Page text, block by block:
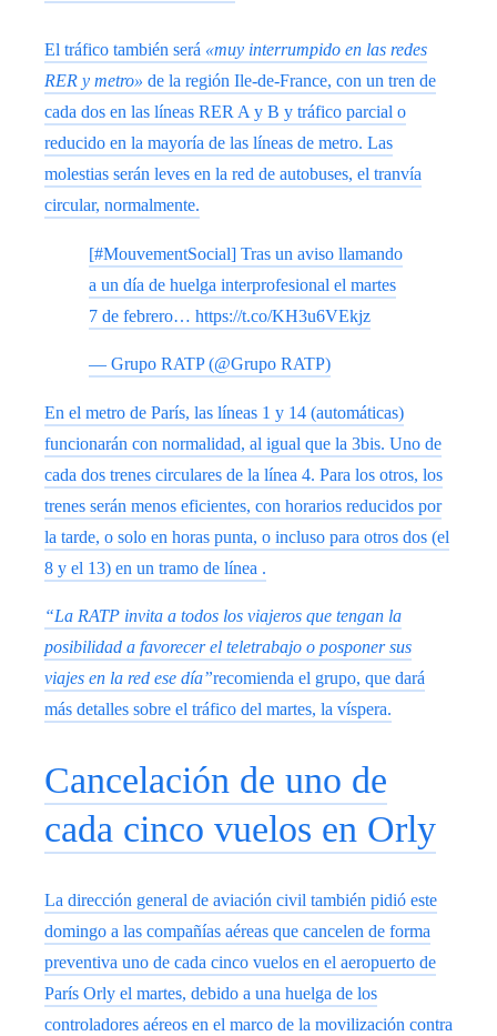
El tráfico también será «muy interrumpido en las redes
RER y metro» de la región Ile-de-France, con un tren de
cada dos en las líneas RER A y B y tráfico parcial o
reducido en la mayoría de las líneas de metro. Las
molestias serán leves en la red de autobuses, el tranvía
circular, normalmente.
[#MouvementSocial] Tras un aviso llamando
a un día de huelga interprofesional el martes
7 de febrero… https://t.co/KH3u6VEkjz
— Grupo RATP (@Grupo RATP)
En el metro de París, las líneas 1 y 14 (automáticas)
funcionarán con normalidad, al igual que la 3bis. Uno de
cada dos trenes circulares de la línea 4. Para los otros, los
trenes serán menos eficientes, con horarios reducidos por
la tarde, o solo en horas punta, o incluso para otros dos (el
8 y el 13) en un tramo de línea .
“La RATP invita a todos los viajeros que tengan la
posibilidad a favorecer el teletrabajo o posponer sus
viajes en la red ese día”recomienda el grupo, que dará
más detalles sobre el tráfico del martes, la víspera.
Cancelación de uno de
cada cinco vuelos en Orly
La dirección general de aviación civil también pidió este
domingo a las compañías aéreas que cancelen de forma
preventiva uno de cada cinco vuelos en el aeropuerto de
París Orly el martes, debido a una huelga de los
controladores aéreos en el marco de la movilización contra